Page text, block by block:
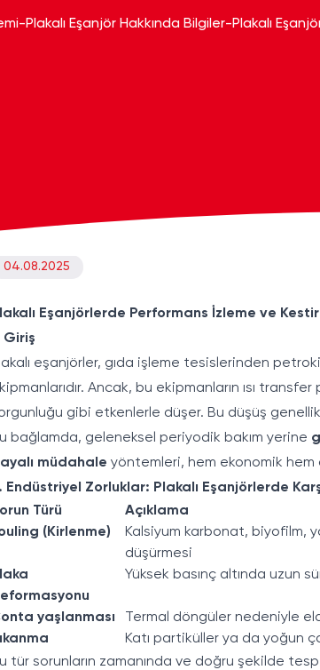
-Plakalı Eşanjör Hakkında Bilgiler-Plakalı
04.08.2025
Eşanjörlerde Performans İzleme ve
Giriş
eşanjörler, gıda işleme tesislerinden
Ancak, bu ekipmanların ısı
gibi etkenlerle düşer. Bu düşüş
bağlamda, geleneksel periyodik bakım yerine
müdahale yöntemleri, hem ekonomik
Endüstriyel Zorluklar: Plakalı Eşanjörlerde
Türü
Açıklama
(Kirlenme)
Kalsiyum karbonat, biyofilm,
düşürmesi
Yüksek basınç altında uzun
yaşlanması
Termal döngüler nedeniyle
Katı partiküller ya da yoğun
tür sorunların zamanında ve doğru şekilde